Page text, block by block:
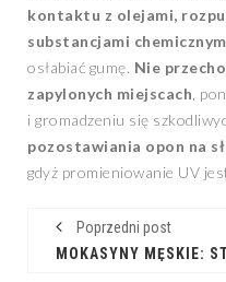
kontaktu z olejami,
substancjami
osłabiać gumę. Nie
zapylonych miejscach ,
i gromadzeniu się
pozostawiania opon na
gdyż promieniowanie UV
Poprzedni post